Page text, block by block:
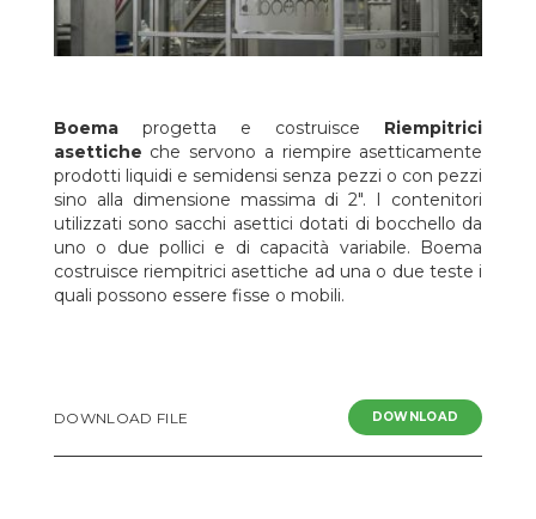
Boema progetta e costruisce Riempitrici
asettiche che servono a riempire asetticamente
prodotti liquidi e semidensi senza pezzi o con pezzi
sino alla dimensione massima di 2". I contenitori
utilizzati sono sacchi asettici dotati di bocchello da
uno o due pollici e di capacità variabile. Boema
costruisce riempitrici asettiche ad una o due teste i
quali possono essere fisse o mobili.
DOWNLOAD FILE DOWNLOAD